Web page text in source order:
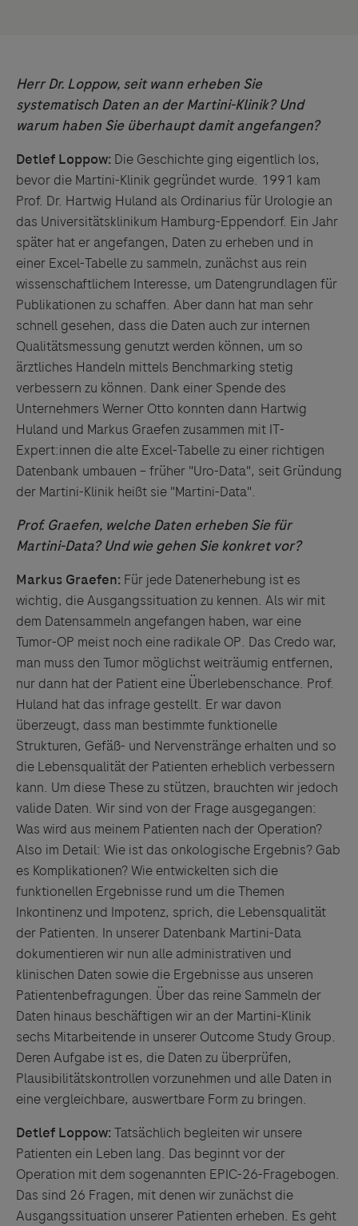
Herr Dr. Loppow, seit wann erheben Sie
systematisch Daten an der Martini-Klinik? Und
warum haben Sie überhaupt damit angefangen?
Detlef Loppow: Die Geschichte ging eigentlich los,
bevor die Martini-Klinik gegründet wurde. 1991 kam
Prof. Dr. Hartwig Huland als Ordinarius für Urologie an
das Universitätsklinikum Hamburg-Eppendorf. Ein Jahr
später hat er angefangen, Daten zu erheben und in
einer Excel-Tabelle zu sammeln, zunächst aus rein
wissenschaftlichem Interesse, um Datengrundlagen für
Publikationen zu schaffen. Aber dann hat man sehr
schnell gesehen, dass die Daten auch zur internen
Qualitätsmessung genutzt werden können, um so
ärztliches Handeln mittels Benchmarking stetig
verbessern zu können. Dank einer Spende des
Unternehmers Werner Otto konnten dann Hartwig
Huland und Markus Graefen zusammen mit IT-
Expert:innen die alte Excel-Tabelle zu einer richtigen
Datenbank umbauen – früher "Uro-Data", seit Gründung
der Martini-Klinik heißt sie "Martini-Data".
Prof. Graefen, welche Daten erheben Sie für
Martini-Data? Und wie gehen Sie konkret vor?
Markus Graefen: Für jede Datenerhebung ist es
wichtig, die Ausgangssituation zu kennen. Als wir mit
dem Datensammeln angefangen haben, war eine
Tumor-OP meist noch eine radikale OP. Das Credo war,
man muss den Tumor möglichst weiträumig entfernen,
nur dann hat der Patient eine Überlebenschance. Prof.
Huland hat das infrage gestellt. Er war davon
überzeugt, dass man bestimmte funktionelle
Strukturen, Gefäß- und Nervenstränge erhalten und so
die Lebensqualität der Patienten erheblich verbessern
kann. Um diese These zu stützen, brauchten wir jedoch
valide Daten. Wir sind von der Frage ausgegangen:
Was wird aus meinem Patienten nach der Operation?
Also im Detail: Wie ist das onkologische Ergebnis? Gab
es Komplikationen? Wie entwickelten sich die
funktionellen Ergebnisse rund um die Themen
Inkontinenz und Impotenz, sprich, die Lebensqualität
der Patienten. In unserer Datenbank Martini-Data
dokumentieren wir nun alle administrativen und
klinischen Daten sowie die Ergebnisse aus unseren
Patientenbefragungen. Über das reine Sammeln der
Daten hinaus beschäftigen wir an der Martini-Klinik
sechs Mitarbeitende in unserer Outcome Study Group.
Deren Aufgabe ist es, die Daten zu überprüfen,
Plausibilitätskontrollen vorzunehmen und alle Daten in
eine vergleichbare, auswertbare Form zu bringen.
Detlef Loppow: Tatsächlich begleiten wir unsere
Patienten ein Leben lang. Das beginnt vor der
Operation mit dem sogenannten EPIC-26-Fragebogen.
Das sind 26 Fragen, mit denen wir zunächst die
Ausgangssituation unserer Patienten erheben. Es geht